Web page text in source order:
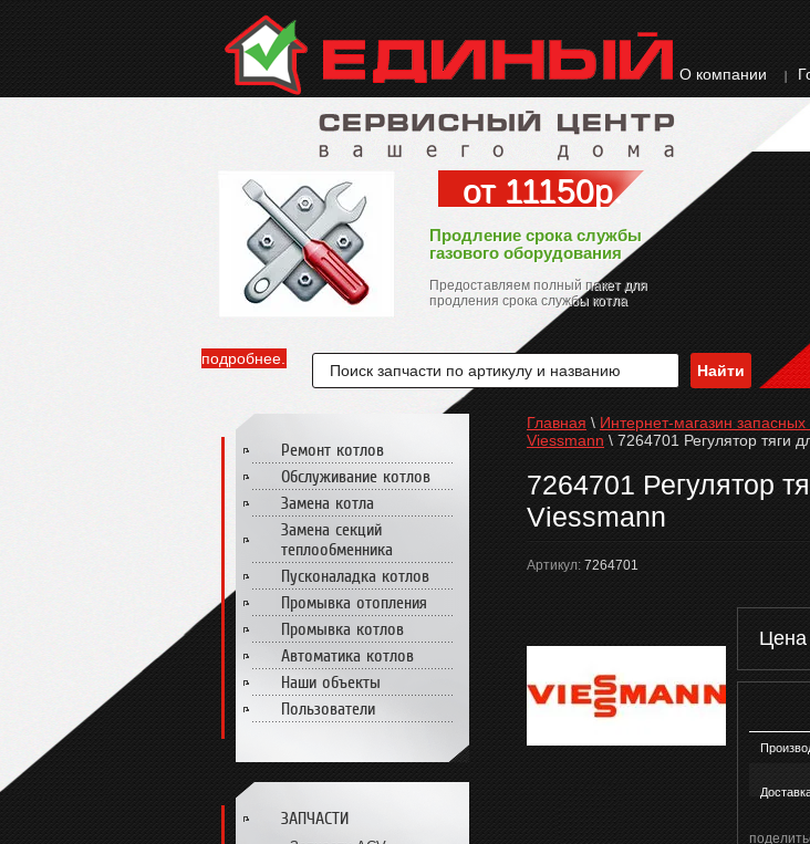
О компании
подробнее...
от 11150р.
Продление срока службы
газового оборудования
Предоставляем полный пакет для
продления срока службы котла
Главная \ Интернет-магазин
Viessmann \ 7264701 Регулятор тяги
7264701 Регулятор
Viessmann
Артикул: 7264701
Цена
Ремонт котлов
Обслуживание котлов
Замена котла
Замена секций
теплообменника
Пусконаладка котлов
Промывка отопления
Промывка котлов
Автоматика котлов
Наши объекты
Пользователи
ЗАПЧАСТИ